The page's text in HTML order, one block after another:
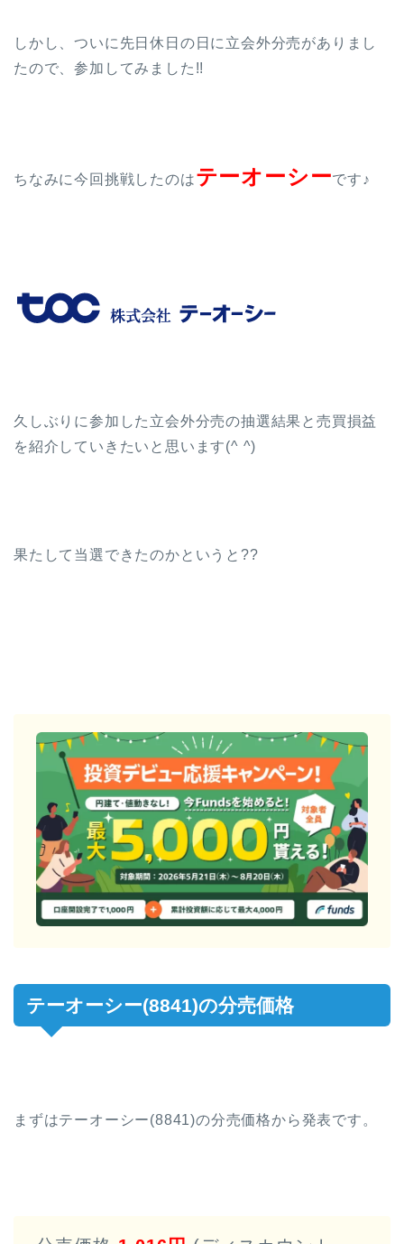
しかし、ついに先日休日の日に立会外分売がありまし
たので、参加してみました!!
ちなみに今回挑戦したのはテーオーシーです♪
久しぶりに参加した立会外分売の抽選結果と売買損益
を紹介していきたいと思います(^ ^)
果たして当選できたのかというと??
テーオーシー(8841)の分売価格
まずはテーオーシー(8841)の分売価格から発表です。